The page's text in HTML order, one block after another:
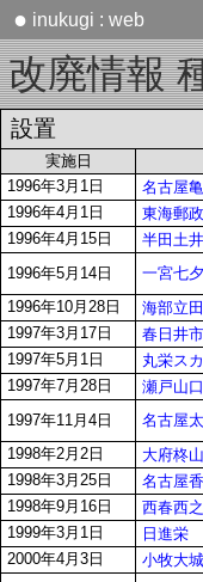
● inukugi : web
改廃情報
設置
実施日
1996年3月1日
名古屋
1996年4月1日
東海郵
1996年4月15日
半田土
1996年5月14日
一宮七夕
1996年10月28日
海部立田
1997年3月17日
春日井
1997年5月1日
丸栄ス
1997年7月28日
瀬戸山口
1997年11月4日
名古屋
1998年2月2日
大府柊山
1998年3月25日
名古屋
1998年9月16日
西春西
1999年3月1日
日進栄
2000年4月3日
小牧大城